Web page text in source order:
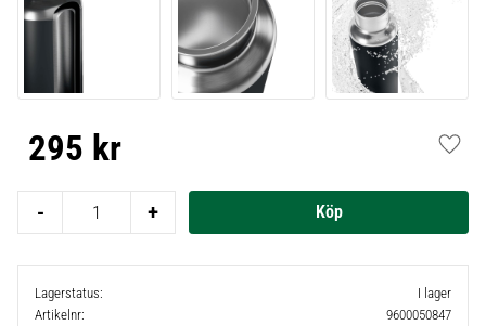
295 kr
+
-
Lagerstatus
I lager
Artikelnr
9600050847